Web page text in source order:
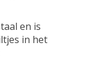
en is
in het